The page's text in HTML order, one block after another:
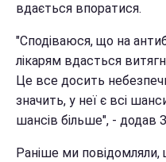
вдається впоратися.
"Сподіваюся, що на
лікарям вдасться
Це все досить
значить, у неї є всі
шансів більше", - додав
Раніше ми